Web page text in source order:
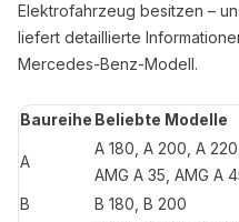
Elektrofahrzeug besitzen –
liefert detaillierte
Mercedes-Benz-Modell.
Baureihe Beliebte Modelle
A
A 180, A 200, A
AMG A 35, AMG A
B B 180, B 200